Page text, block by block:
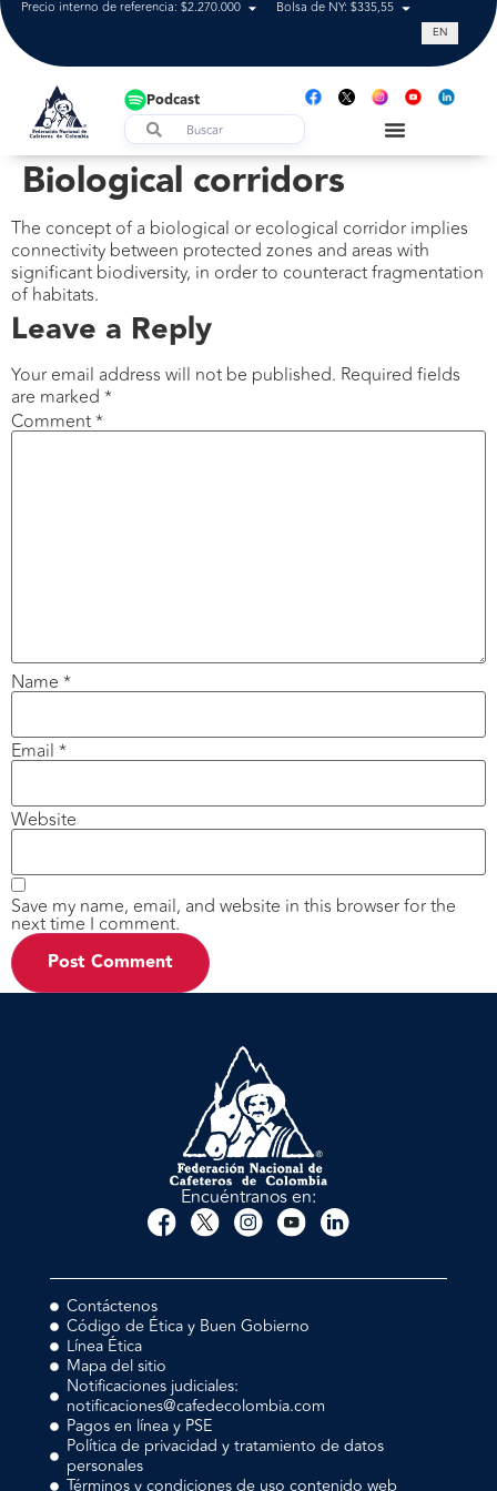
Precio interno de referencia: $2.270.000 Bolsa de NY: $335,55 Tasa de
EN
Podcast
Biological corridors
The concept of a biological or ecological corridor implies
connectivity between protected zones and areas with
significant biodiversity, in order to counteract fragmentation
of habitats.
Leave a Reply
Your email address will not be published. Required fields
are marked *
Comment*
Name *
Email *
Website
Save my name, email, and website in this browser for the
next time I comment.
Encuéntranos en:
Contáctenos
Código de Ética y Buen Gobierno
Línea Ética
Mapa del sitio
Notificaciones judiciales:
notificaciones@cafedecolombia.com
Pagos en línea y PSE
Política de privacidad y tratamiento de datos
personales
Términos y condiciones de uso contenido web